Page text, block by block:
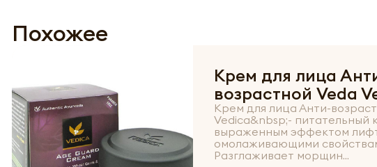
Похожее
Крем для лица
возрастной Veda
Крем для лица Анти-
Vedica&nbsp;- питательный
выраженным эффектом
омолаживающими
Разглаживает морщин...